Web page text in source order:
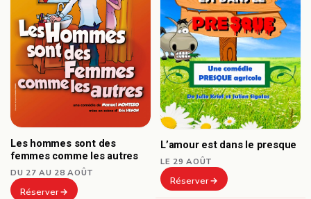
Les hommes sont des
femmes comme les autres
DU 27 AU 28 AOÛT
Réserver
L’amour est dans le presque
LE 29 AOÛT
Réserver